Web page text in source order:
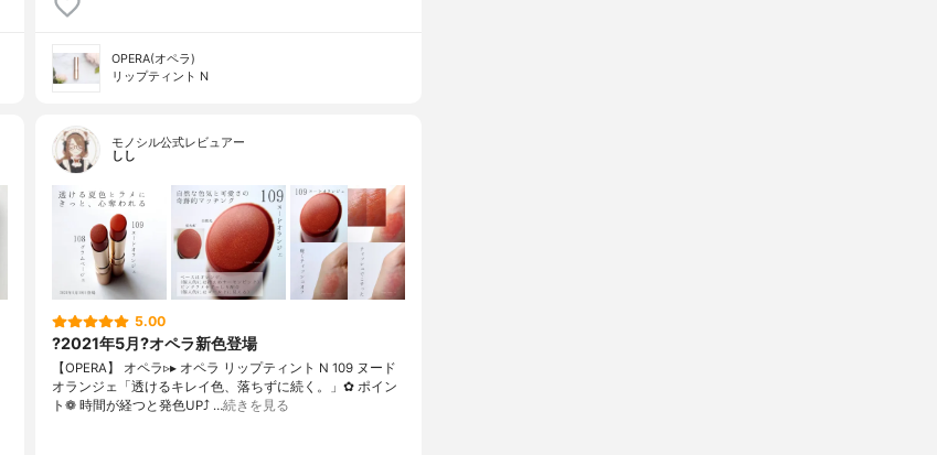
OPERA(オペラ)
リップティント N
モノシル公式レビュアー
しし
5.00
?2021年5月?オペラ新色登場
【OPERA】 オペラ▹▸ オペラ リップティント N 109 ヌード
オランジェ「透けるキレイ色、落ちずに続く。」✿ ポイン
ト❁︎ 時間が経つと発色UP⤴ …続きを見る